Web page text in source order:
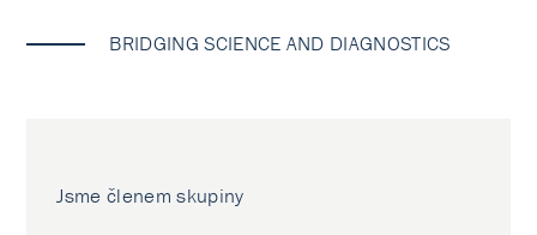
BRIDGING SCIENCE AND DIAGNOSTICS
Jsme členem skupiny